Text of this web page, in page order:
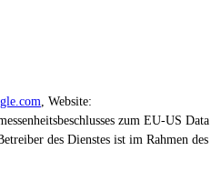
, Website:
zum EU-US Data
des Dienstes ist im Rahmen des